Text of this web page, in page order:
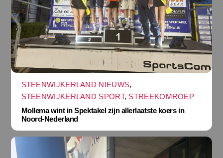
STEENWIJKERLAND NIEUWS,
STEENWIJKERLAND SPORT, STREEKOMROEP
Mollema wint in Spektakel zijn allerlaatste koers in
Noord-Nederland